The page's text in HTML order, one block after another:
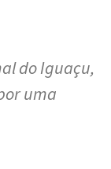
do Iguaçu,
uma